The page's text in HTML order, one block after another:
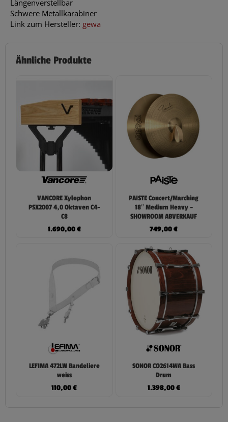
Längenverstellbar
Schwere Metallkarabiner
Link zum Hersteller: gewa
Ähnliche Produkte
VANCORE Xylophon
PSX2007 4,0 Oktaven C4-
C8
1.690,00€
PAISTE Concert/Marching
18″ Medium Heavy –
SHOWROOM ABVERKAUF
749,00€
LEFIMA 472LW Bandeliere
weiss
110,00€
SONOR CO2614WA Bass
Drum
1.398,00€